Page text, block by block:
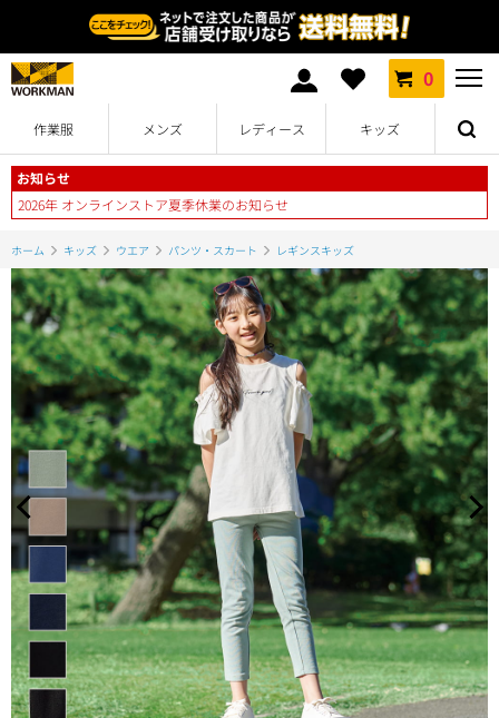
0
作業服 メンズ レディース キッズ
お知らせ
2026年 オンラインストア夏季休業のお知らせ
ホーム キッズ ウエア パンツ・スカート レギンスキッズ